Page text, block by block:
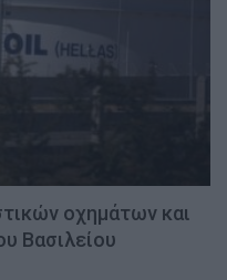
οχημάτων και
Βασιλείου